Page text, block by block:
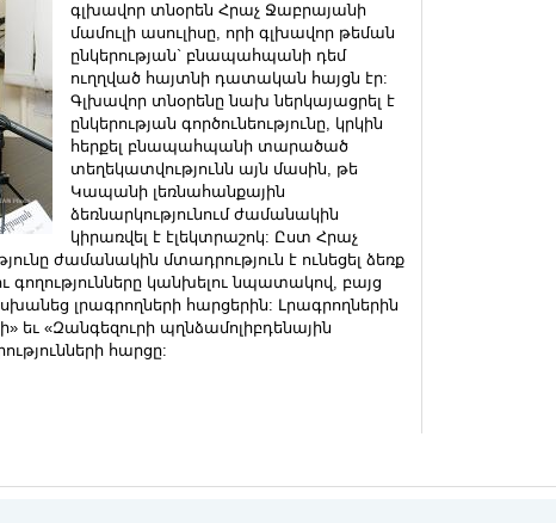
գլխավոր տնօրեն Հրաչ Ջաբրայանի
մամուլի ասուլիսը, որի գլխավոր թեման
ընկերության` բնապահպանի դեմ
ուղղված հայտնի դատական հայցն էր:
Գլխավոր տնօրենը նախ ներկայացրել է
ընկերության գործունեությունը, կրկին
հերքել բնապահպանի տարածած
տեղեկատվությունն այն մասին, թե
Կապանի լեռնահանքային
ձեռնարկությունում ժամանակին
կիրառվել է էլեկտրաշոկ: Ըստ Հրաչ
ժամանակին մտադրություն է ունեցել ձեռք
գողությունները կանխելու նպատակով, բայց
լրագրողների հարցերին: Լրագրողներին
եւ «Զանգեզուրի պղնձամոլիբդենային
հարցը: